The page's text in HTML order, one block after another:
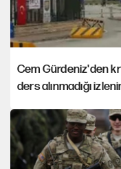
Cem Gürdeniz'den
ders alınmadığı